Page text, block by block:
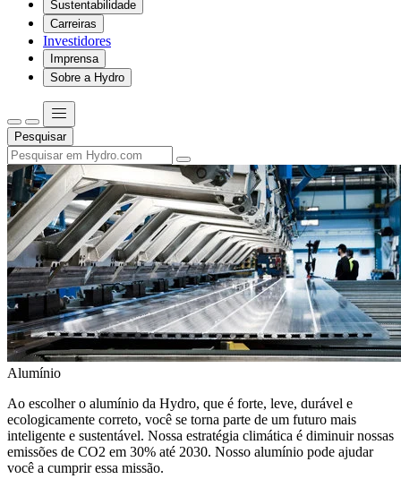
Sustentabilidade
Carreiras
Investidores
Imprensa
Sobre a Hydro
Pesquisar
Alumínio
Ao escolher o alumínio da Hydro, que é forte, leve, durável e
ecologicamente correto, você se torna parte de um futuro mais
inteligente e sustentável. Nossa estratégia climática é diminuir nossas
emissões de CO2 em 30% até 2030. Nosso alumínio pode ajudar
você a cumprir essa missão.